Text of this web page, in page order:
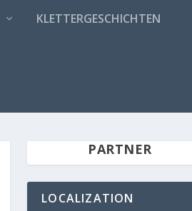
KLETTERGESCHICHTEN
PARTNER
LOCALIZATION